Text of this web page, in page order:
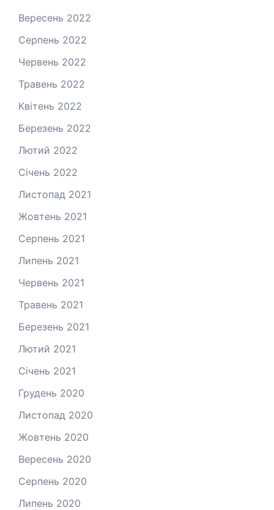
Вересень 2022
Серпень 2022
Червень 2022
Травень 2022
Квітень 2022
Березень 2022
Лютий 2022
Січень 2022
Листопад 2021
Жовтень 2021
Серпень 2021
Липень 2021
Червень 2021
Травень 2021
Березень 2021
Лютий 2021
Січень 2021
Грудень 2020
Листопад 2020
Жовтень 2020
Вересень 2020
Серпень 2020
Липень 2020